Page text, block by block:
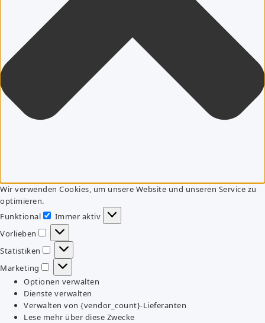
Wir verwenden Cookies, um unsere Website und unseren Service zu
optimieren.
Funktional
Funktional
Immer aktiv
Vorlieben
Vorlieben
Statistiken
Statistiken
Marketing
Marketing
Optionen verwalten
Dienste verwalten
Verwalten von {vendor_count}-Lieferanten
Lese mehr über diese Zwecke